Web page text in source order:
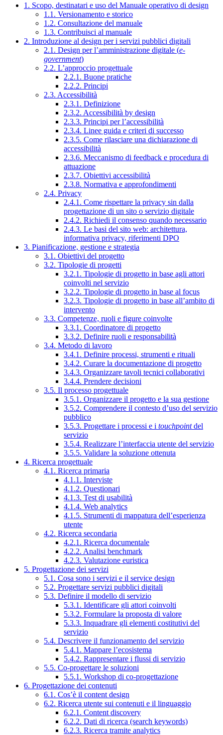
1. Scopo, destinatari e uso del Manuale operativo di design
1.1. Versionamento e storico
1.2. Consultazione del manuale
1.3. Contribuisci al manuale
2. Introduzione al design per i servizi pubblici digitali
2.1. Design per l’amministrazione digitale (e-
government)
2.2. L’approccio progettuale
2.2.1. Buone pratiche
2.2.2. Principi
2.3. Accessibilità
2.3.1. Definizione
2.3.2. Accessibilità by design
2.3.3. Principi per l’accessibilità
2.3.4. Linee guida e criteri di successo
2.3.5. Come rilasciare una dichiarazione di
accessibilità
2.3.6. Meccanismo di feedback e procedura di
attuazione
2.3.7. Obiettivi accessibilità
2.3.8. Normativa e approfondimenti
2.4. Privacy
2.4.1. Come rispettare la privacy sin dalla
progettazione di un sito o servizio digitale
2.4.2. Richiedi il consenso quando necessario
2.4.3. Le basi del sito web: architettura,
informativa privacy, riferimenti DPO
3. Pianificazione, gestione e strategia
3.1. Obiettivi del progetto
3.2. Tipologie di progetti
3.2.1. Tipologie di progetto in base agli attori
coinvolti nel servizio
3.2.2. Tipologie di progetto in base al focus
3.2.3. Tipologie di progetto in base all’ambito di
intervento
3.3. Competenze, ruoli e figure coinvolte
3.3.1. Coordinatore di progetto
3.3.2. Definire ruoli e responsabilità
3.4. Metodo di lavoro
3.4.1. Definire processi, strumenti e rituali
3.4.2. Curare la documentazione di progetto
3.4.3. Organizzare tavoli tecnici collaborativi
3.4.4. Prendere decisioni
3.5. Il processo progettuale
3.5.1. Organizzare il progetto e la sua gestione
3.5.2. Comprendere il contesto d’uso del servizio
pubblico
3.5.3. Progettare i processi e i touchpointdel
servizio
3.5.4. Realizzare l’interfaccia utente del servizio
3.5.5. Validare la soluzione ottenuta
4. Ricerca progettuale
4.1. Ricerca primaria
4.1.1. Interviste
4.1.2. Questionari
4.1.3. Test di usabilità
4.1.4. Web analytics
4.1.5. Strumenti di mappatura dell’esperienza
utente
4.2. Ricerca secondaria
4.2.1. Ricerca documentale
4.2.2. Analisi benchmark
4.2.3. Valutazione euristica
5. Progettazione dei servizi
5.1. Cosa sono i servizi e il service design
5.2. Progettare servizi pubblici digitali
5.3. Definire il modello di servizio
5.3.1. Identificare gli attori coinvolti
5.3.2. Formulare la proposta di valore
5.3.3. Inquadrare gli elementi costitutivi del
servizio
5.4. Descrivere il funzionamento del servizio
5.4.1. Mappare l’ecosistema
5.4.2. Rappresentare i flussi di servizio
5.5. Co-progettare le soluzioni
5.5.1. Workshop di co-progettazione
6. Progettazione dei contenuti
6.1. Cos’è il content design
6.2. Ricerca utente sui contenuti e il linguaggio
6.2.1. Content discovery
6.2.2. Dati di ricerca (search keywords)
6.2.3. Ricerca tramite analytics